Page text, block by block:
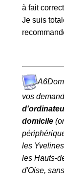
à fait
Je suis
vos
domicile
les Yvelines
les Hauts-
d'Oise,